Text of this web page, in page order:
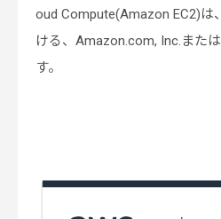
oud Compute(Amazon EC2)は
ける、Amazon.com, Inc.また
す。